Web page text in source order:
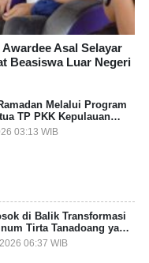
Asal Selayar
Beasiswa Luar Negeri
Melalui Program
TP PKK Kepulauan
Ajang Melatih
03:13 WIB
di Balik Transformasi
Tirta Tanadoang yang
06:37 WIB